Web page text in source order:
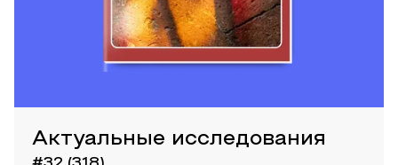
Актуальные исследования